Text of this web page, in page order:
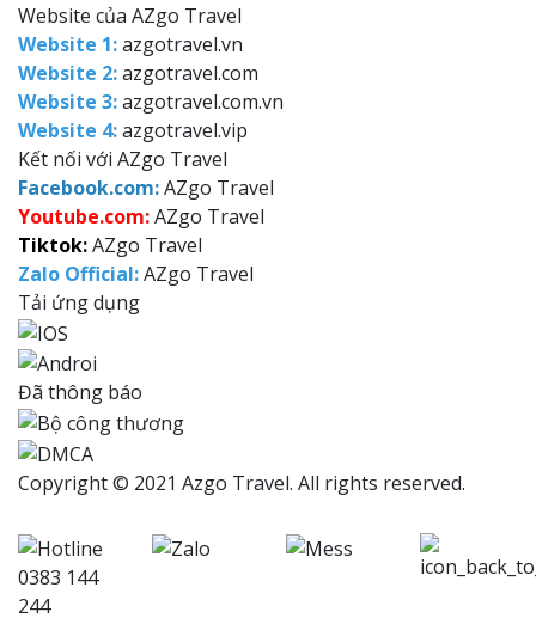
Website của AZgo Travel
Website 1:azgotravel.vn
Website 2:azgotravel.com
Website 3:azgotravel.com.vn
Website 4:azgotravel.vip
Kết nối với AZgo Travel
Facebook.com:AZgo Travel
Youtube.com:AZgo Travel
Tiktok:AZgo Travel
Zalo Official:AZgo Travel
Tải ứng dụng
Đã thông báo
Copyright © 2021 Azgo Travel. All rights reserved.
0383 144
244